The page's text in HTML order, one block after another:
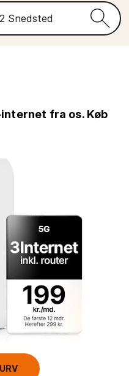
fra os. Køb